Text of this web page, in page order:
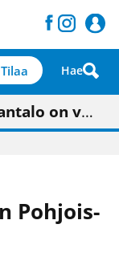
Tilaa Hae
painojäljen laatuna lehdessä
on valoisa
keskustavisiotyön”
kuin kaupungissa"
Pohjois-